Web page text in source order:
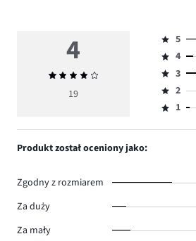
4
Średnia
ocena
19
Ocena
5,
ilość
głosów
13.
5
Ocena
4,
ilość
głosów
4
Ocena
3,
ilość
3
Ocena
2,
2
Ocena
1,
1
Produkt został oceniony jako:
Zgodny z rozmiarem
Za duży
Za mały